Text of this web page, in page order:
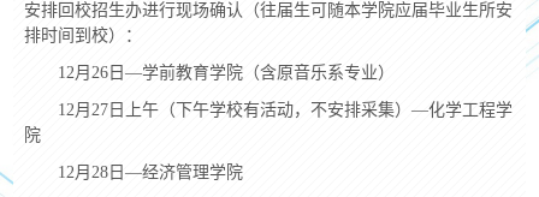
安排回校招生办进行现场确认（往届生可随本学院应届毕业生所安
排时间到校）：
12月26日—学前教育学院（含原音乐系专业）
12月27日上午（下午学校有活动，不安排采集）—化学工程学
院
12月28日—经济管理学院